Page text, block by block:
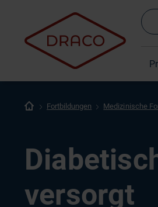
Fortbildungen Medizinische
versorgt